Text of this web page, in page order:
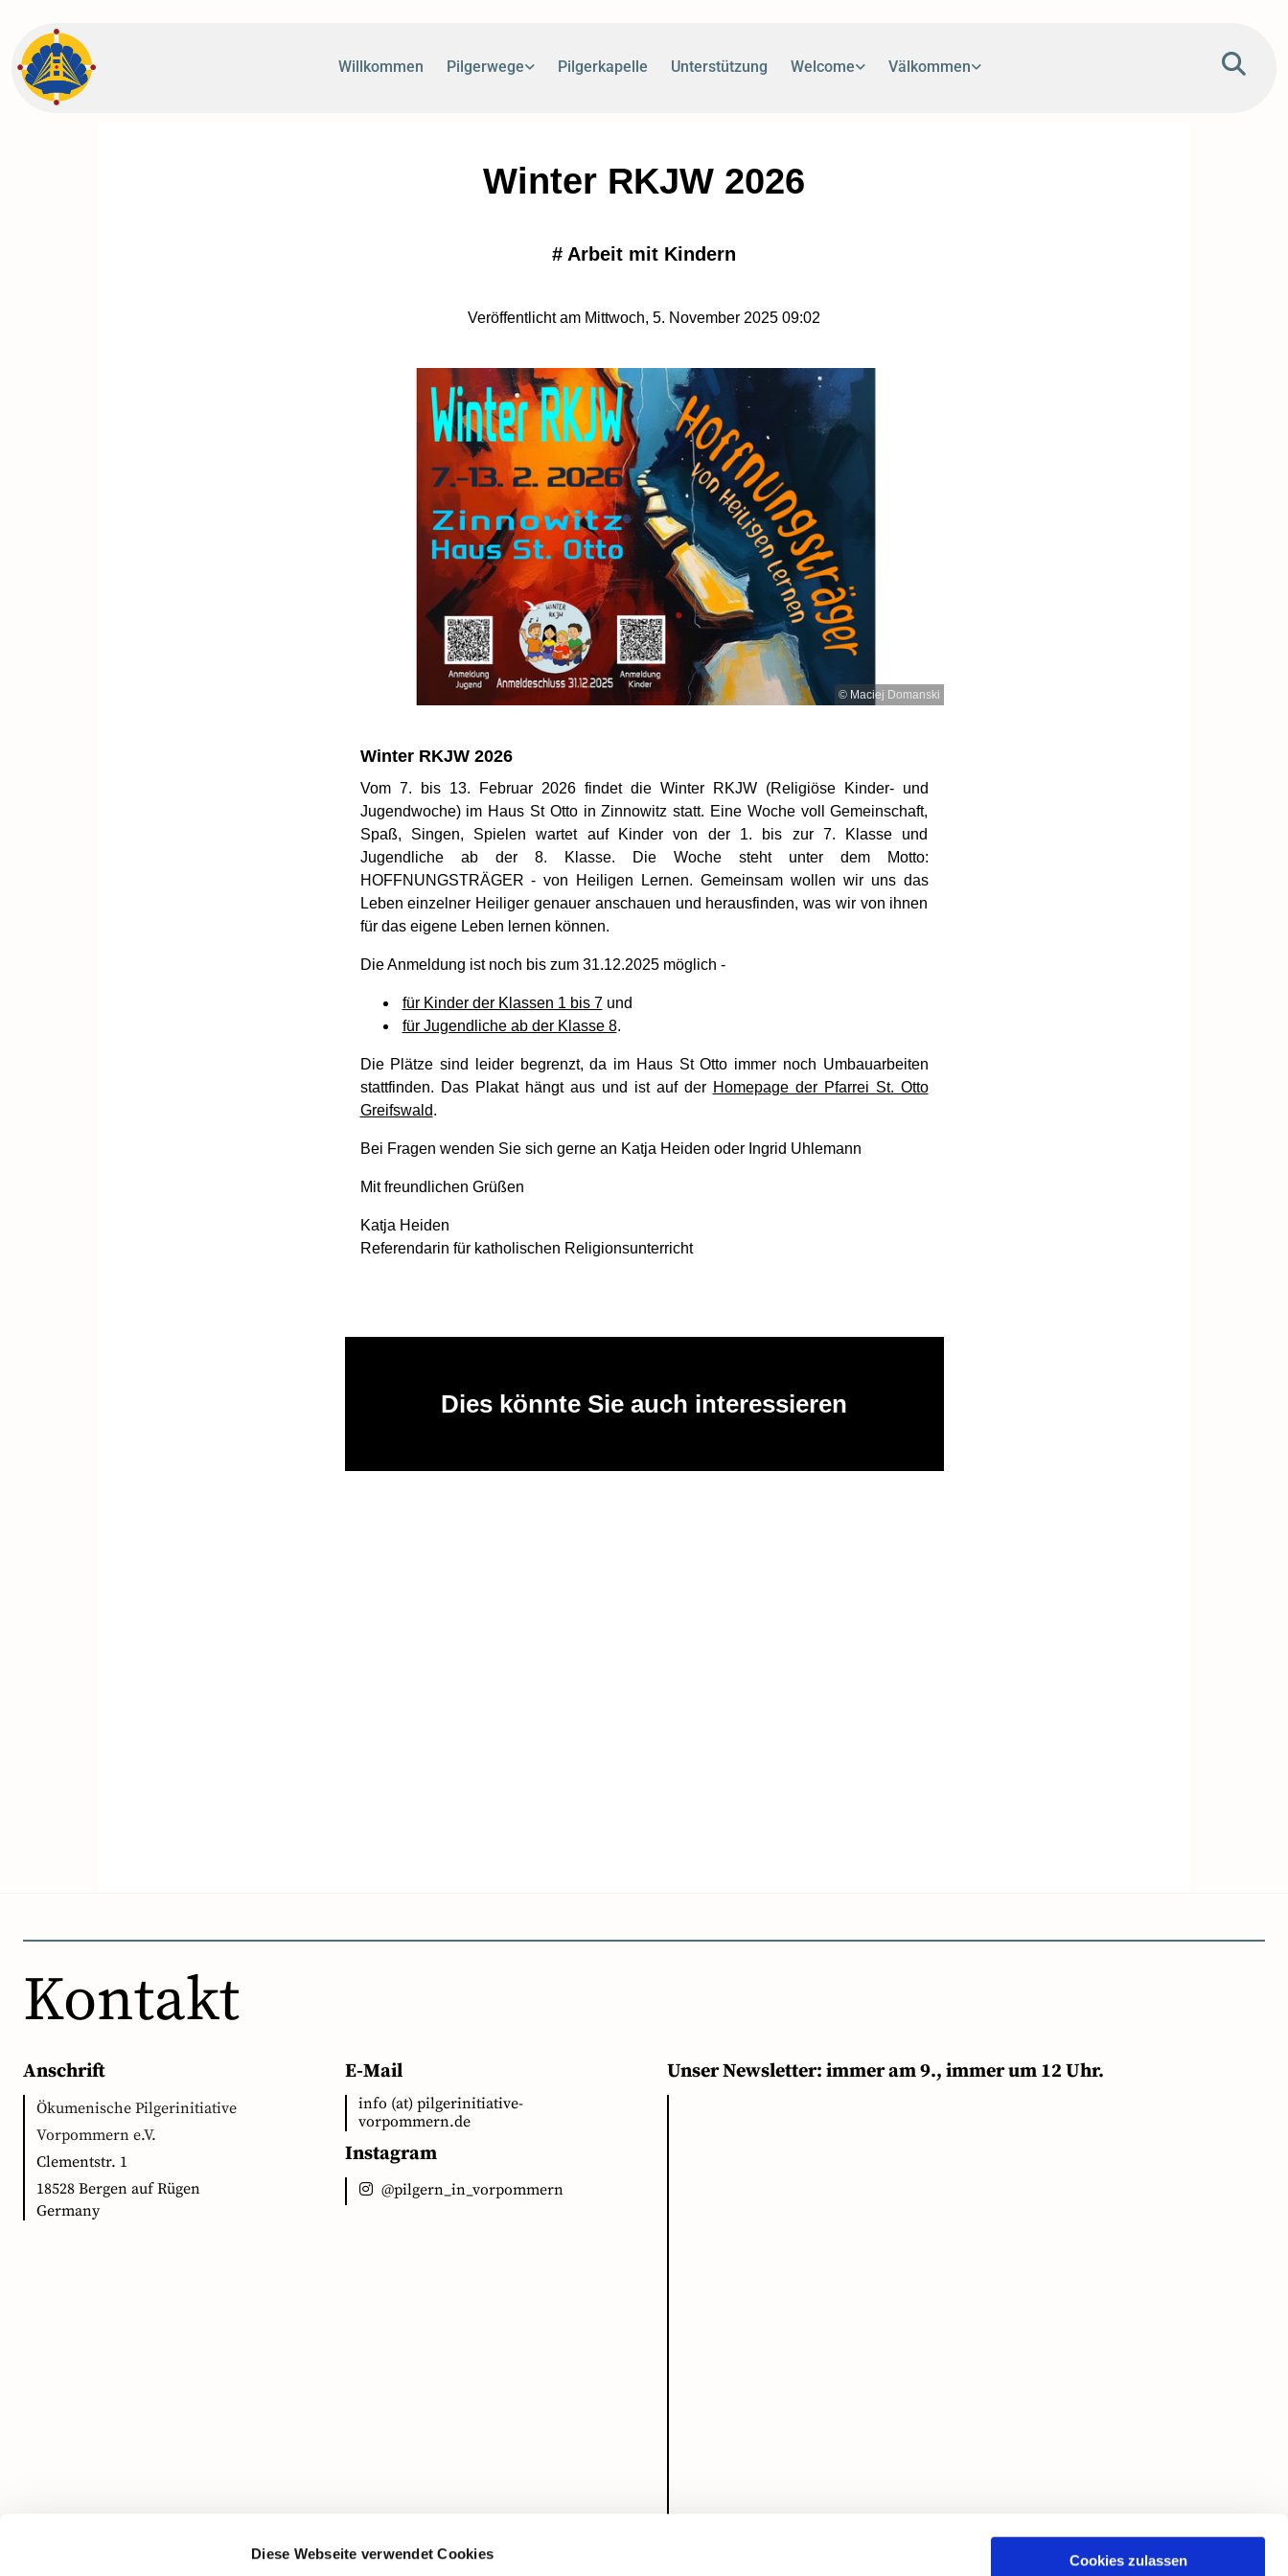
Diese Webseite verwendet Cookies
Cookies zulassen
Willkommen Pilgerwege Pilgerkapelle Unterstützung Welcome Välkommen
Winter RKJW 2026
# Arbeit mit Kindern
Veröffentlicht am Mittwoch, 5. November 2025 09:02
© Maciej Domanski
Winter RKJW 2026
Vom 7. bis 13. Februar 2026 findet die Winter RKJW (Religiöse Kinder- und
Jugendwoche) im Haus St Otto in Zinnowitz statt. Eine Woche voll Gemeinschaft,
Spaß, Singen, Spielen wartet auf Kinder von der 1. bis zur 7. Klasse und
Jugendliche ab der 8. Klasse. Die Woche steht unter dem Motto:
HOFFNUNGSTRÄGER - von Heiligen Lernen. Gemeinsam wollen wir uns das
Leben einzelner Heiliger genauer anschauen und herausfinden, was wir von ihnen
für das eigene Leben lernen können.
Die Anmeldung ist noch bis zum 31.12.2025 möglich -
für Kinder der Klassen 1 bis 7und
für Jugendliche ab der Klasse 8.
Die Plätze sind leider begrenzt, da im Haus St Otto immer noch Umbauarbeiten
stattfinden. Das Plakat hängt aus und ist auf der Homepage der Pfarrei St. Otto
Greifswald.
Bei Fragen wenden Sie sich gerne an Katja Heiden oder Ingrid Uhlemann
Mit freundlichen Grüßen
Katja Heiden
Referendarin für katholischen Religionsunterricht
Dies könnte Sie auch interessieren
Kontakt
Anschrift
Ökumenische Pilgerinitiative
Vorpommern e.V.
Clementstr. 1
18528 Bergen auf Rügen
Germany
E-Mail
info (at) pilgerinitiative-
vorpommern.de
Instagram
@pilgern_in_vorpommern
Unser Newsletter: immer am 9., immer um 12 Uhr.